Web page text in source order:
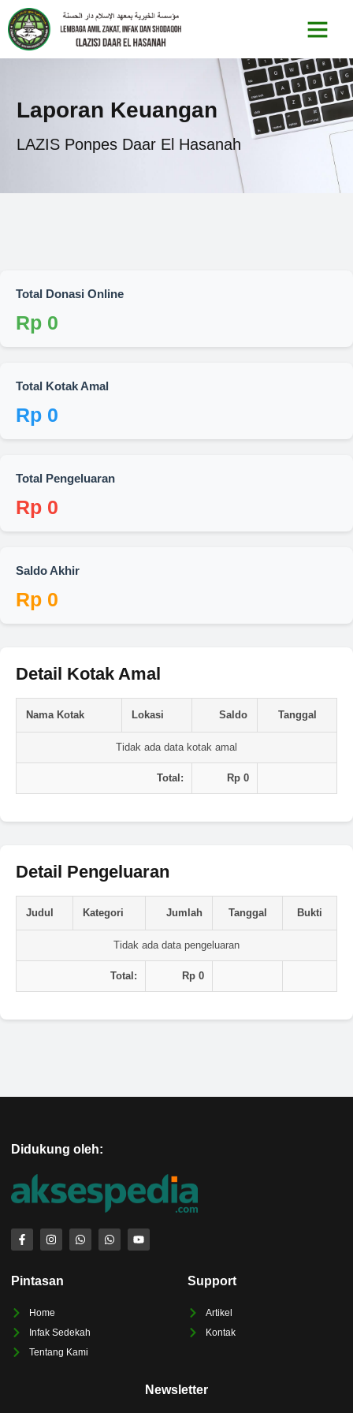
Laporan Keuangan
LAZIS Ponpes Daar El Hasanah
Total Donasi Online
Rp 0
Total Kotak Amal
Rp 0
Total Pengeluaran
Rp 0
Saldo Akhir
Rp 0
Detail Kotak Amal
Nama Kotak Lokasi Saldo Tanggal
Tidak ada data kotak amal
Total: Rp 0
Detail Pengeluaran
Judul Kategori Jumlah Tanggal Bukti
Tidak ada data pengeluaran
Total: Rp 0
Didukung oleh:
Pintasan
Home
Infak Sedekah
Tentang Kami
Support
Artikel
Kontak
Newsletter